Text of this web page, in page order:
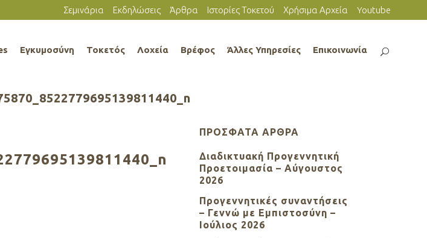
Σεμινάρια Εκδηλώσεις Άρθρα Ιστορίες Τοκετού Χρήσιμα Αρχεία Youtube
Εγκυμοσύνη Τοκετός Λοχεία Βρέφος Άλλες Υπηρεσίες Επικοινωνία
ΠΡΌΣΦΑΤΑ ΆΡΘΡΑ
Διαδικτυακή Προγεννητική
Προετοιμασία – Αύγουστος
2026
Προγεννητικές συναντήσεις
– Γεννώ με Εμπιστοσύνη –
Ιούλιος 2026